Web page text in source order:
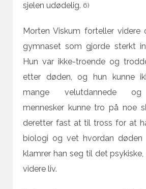
sjelen udødelig. 6)
Morten Viskum forteller videre
gymnaset som gjorde sterkt
Hun var ikke-troende og
etter døden, og hun kunne
mange velutdannede og
mennesker kunne tro på noe
deretter fast at til tross for at
biologi og vet hvordan døden
klamrer han seg til det
videre liv.